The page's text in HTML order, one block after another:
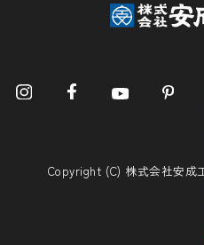
Copyright (C) 株式会社安成